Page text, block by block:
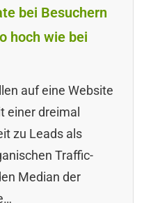
bei Besuchern
hoch wie bei
auf eine Website
einer dreimal
zu Leads als
Traffic-
Median der